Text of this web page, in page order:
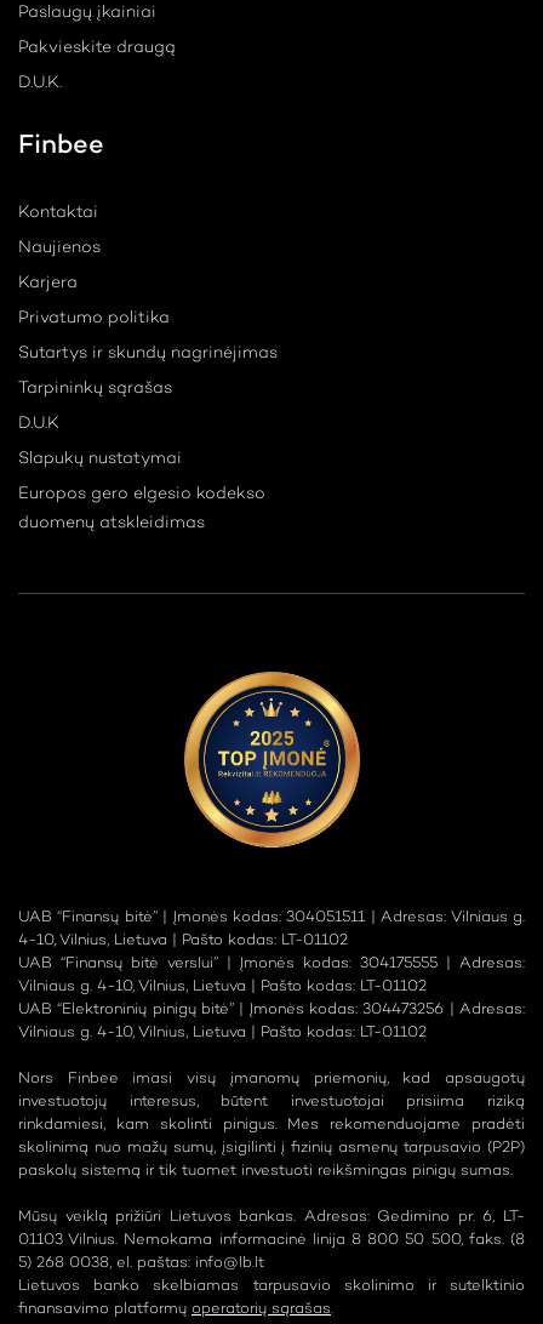
Paslaugų įkainiai
Pakvieskite draugą
D.U.K.
Finbee
Kontaktai
Naujienos
Karjera
Privatumo politika
Sutartys ir skundų nagrinėjimas
Tarpininkų sąrašas
D.U.K
Slapukų nustatymai
Europos gero elgesio kodekso
duomenų atskleidimas
UAB “Finansų bitė” | Įmonės kodas: 304051511 | Adresas: Vilniaus g.
4-10, Vilnius, Lietuva | Pašto kodas: LT-01102
UAB “Finansų bitė verslui” | Įmonės kodas: 304175555 | Adresas:
Vilniaus g. 4-10, Vilnius, Lietuva | Pašto kodas: LT-01102
UAB “Elektroninių pinigų bitė” | Įmonės kodas: 304473256 | Adresas:
Vilniaus g. 4-10, Vilnius, Lietuva | Pašto kodas: LT-01102
Nors Finbee imasi visų įmanomų priemonių, kad apsaugotų
investuotojų interesus, būtent investuotojai prisiima riziką
rinkdamiesi, kam skolinti pinigus. Mes rekomenduojame pradėti
skolinimą nuo mažų sumų, įsigilinti į fizinių asmenų tarpusavio (P2P)
paskolų sistemą ir tik tuomet investuoti reikšmingas pinigų sumas.
Mūsų veiklą prižiūri Lietuvos bankas. Adresas: Gedimino pr. 6, LT-
01103 Vilnius. Nemokama informacinė linija 8 800 50 500, faks. (8
5) 268 0038, el. paštas: info@lb.lt
Lietuvos banko skelbiamas tarpusavio skolinimo ir sutelktinio
finansavimo platformų operatorių sąrašas